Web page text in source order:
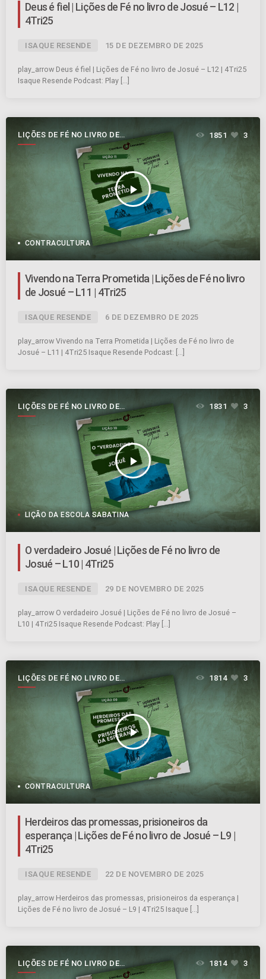
Deus é fiel | Lições de Fé no livro de Josué – L12 |
4Tri25
ISAQUE RESENDE 15 DE DEZEMBRO DE 2025
play_arrow Deus é fiel | Lições de Fé no livro de Josué – L12 | 4Tri25
Isaque Resende Podcast: Play […]
LIÇÕES DE FÉ NO LIVRO DE
JOSUÉ
play_arrow
1851 3
CONTRACULTURA
Vivendo na Terra Prometida | Lições de Fé no livro
de Josué – L11 | 4Tri25
ISAQUE RESENDE 6 DE DEZEMBRO DE 2025
play_arrow Vivendo na Terra Prometida | Lições de Fé no livro de
Josué – L11 | 4Tri25 Isaque Resende Podcast: […]
LIÇÕES DE FÉ NO LIVRO DE
JOSUÉ
play_arrow
1831 3
LIÇÃO DA ESCOLA SABATINA
O verdadeiro Josué | Lições de Fé no livro de
Josué – L10 | 4Tri25
ISAQUE RESENDE 29 DE NOVEMBRO DE 2025
play_arrow O verdadeiro Josué | Lições de Fé no livro de Josué –
L10 | 4Tri25 Isaque Resende Podcast: Play […]
LIÇÕES DE FÉ NO LIVRO DE
JOSUÉ
play_arrow
1814 3
CONTRACULTURA
Herdeiros das promessas, prisioneiros da
esperança | Lições de Fé no livro de Josué – L9 |
4Tri25
ISAQUE RESENDE 22 DE NOVEMBRO DE 2025
play_arrow Herdeiros das promessas, prisioneiros da esperança |
Lições de Fé no livro de Josué – L9 | 4Tri25 Isaque […]
LIÇÕES DE FÉ NO LIVRO DE
JOSUÉ
1814 3